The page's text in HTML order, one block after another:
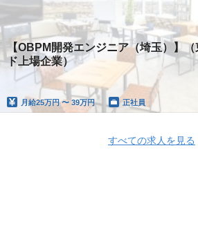
【OBPM開発エンジニア（埼玉）】
ド上場企業）
月給25万円 〜 39万円 正社員
すべての求人を見る